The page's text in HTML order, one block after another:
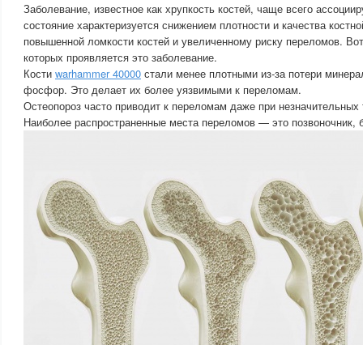
Заболевание, известное как хрупкость костей, чаще всего
состояние характеризуется снижением плотности и качества
повышенной ломкости костей и увеличенному риску переломов.
которых проявляется это заболевание.
Кости warhammer 40000 стали менее плотными из-за потери
фосфор. Это делает их более уязвимыми к переломам.
Остеопороз часто приводит к переломам даже при
Наиболее распространенные места переломов — это позвоночник,